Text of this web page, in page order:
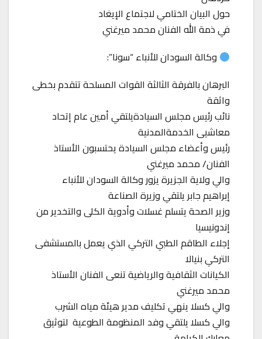
حول البيان الختامي لاجتماع الإيغاد
في ذمة الله الفنان محمد ميرغني
وكالة السودان للأنباء “سونا”:
البرهان بالفرقة الثالثة القوات المسلحة تتقدم بخطى
واثقة
نائب رئيس مجلس السيادةيلتقي أمين عام إتحاد
معاشيى الخدمةالمدنية
رئيس وأعضاء مجلس السيادة يحتسبون الأستاذ
الفنان/ محمد ميرغني
والي ولاية الجزيرة يزور وكالة السودان للأنباء
إبراهيم جابر يلتقي وزيرة الصناعة
وزير الصحة يتسلم غسلات وأدوية الكلى والتخدير من
إندونيسيا
إجلاء الطاقم الطبي التركي الذي يعمل بالمستشفى
التركي بنيالا
الكيانات الثقافية والرياضية تنعى الفنان الأستاذ
محمد ميرغني
والي كسلا ينهي تكليف مدير هيئة مياه الشرب
والي كسلا يلتقي وفد المنظومة الطوعية لتوثيق